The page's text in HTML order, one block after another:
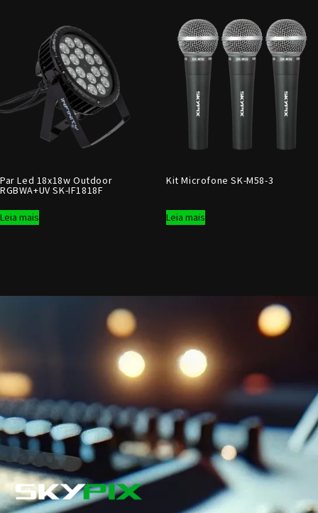
Par Led 18x18w Outdoor
RGBWA+UV SK-IF1818F
Leia mais
Kit Microfone SK-M58-3
Leia mais